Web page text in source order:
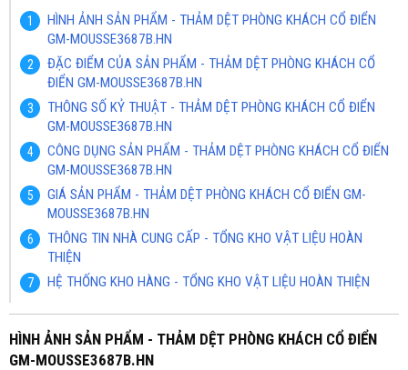
HÌNH ẢNH SẢN PHẨM - THẢM DỆT PHÒNG KHÁCH CỔ ĐIỂN
GM-MOUSSE3687B.HN
ĐẶC ĐIỂM CỦA SẢN PHẨM - THẢM DỆT PHÒNG KHÁCH CỔ
ĐIỂN GM-MOUSSE3687B.HN
THÔNG SỐ KỶ THUẬT - THẢM DỆT PHÒNG KHÁCH CỔ ĐIỂN
GM-MOUSSE3687B.HN
CÔNG DỤNG SẢN PHẨM - THẢM DỆT PHÒNG KHÁCH CỔ ĐIỂN
GM-MOUSSE3687B.HN
GIÁ SẢN PHẨM - THẢM DỆT PHÒNG KHÁCH CỔ ĐIỂN GM-
MOUSSE3687B.HN
THÔNG TIN NHÀ CUNG CẤP - TỔNG KHO VẬT LIỆU HOÀN
THIỆN
HỆ THỐNG KHO HÀNG - TỔNG KHO VẬT LIỆU HOÀN THIỆN
HÌNH ẢNH SẢN PHẨM - THẢM DỆT PHÒNG KHÁCH CỔ ĐIỂN
GM-MOUSSE3687B.HN